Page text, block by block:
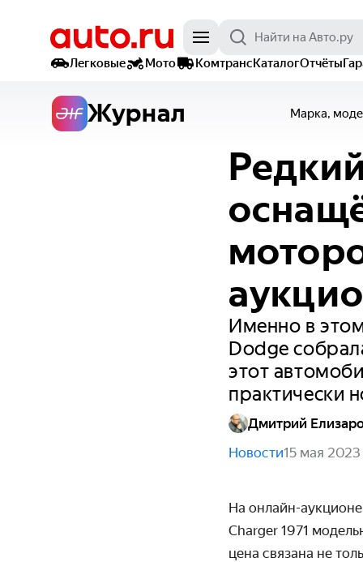
Легковые
Мото КомтрансКаталогОтчёты
Журнал Марка,
Именно в
Dodge
этот
практически
Дмитрий
Новости15 мая 2023
На онлайн-
Charger 1971
цена связана не